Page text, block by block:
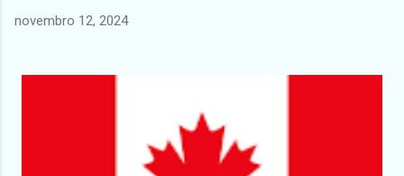
novembro 12, 2024